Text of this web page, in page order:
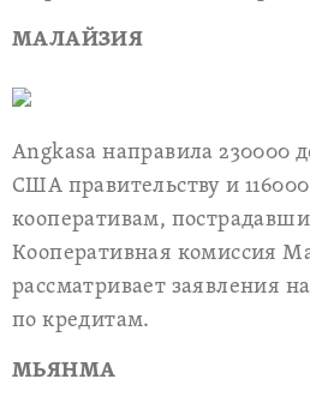
МАЛАЙЗИЯ
Angkasa направила 230000
США правительству и
кооперативам,
Кооперативная комиссия
рассматривает заявления
по кредитам.
МЬЯНМА